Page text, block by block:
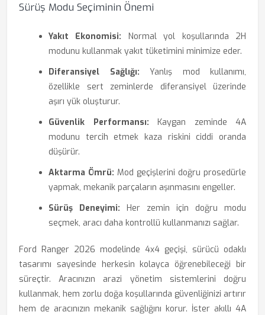
Sürüş Modu Seçiminin Önemi
Yakıt Ekonomisi: Normal yol koşullarında 2H
modunu kullanmak yakıt tüketimini minimize eder.
Diferansiyel Sağlığı: Yanlış mod kullanımı,
özellikle sert zeminlerde diferansiyel üzerinde
aşırı yük oluşturur.
Güvenlik Performansı: Kaygan zeminde 4A
modunu tercih etmek kaza riskini ciddi oranda
düşürür.
Aktarma Ömrü: Mod geçişlerini doğru prosedürle
yapmak, mekanik parçaların aşınmasını engeller.
Sürüş Deneyimi: Her zemin için doğru modu
seçmek, aracı daha kontrollü kullanmanızı sağlar.
Ford Ranger 2026 modelinde 4x4 geçişi, sürücü odaklı
tasarımı sayesinde herkesin kolayca öğrenebileceği bir
süreçtir. Aracınızın arazi yönetim sistemlerini doğru
kullanmak, hem zorlu doğa koşullarında güvenliğinizi artırır
hem de aracınızın mekanik sağlığını korur. İster akıllı 4A